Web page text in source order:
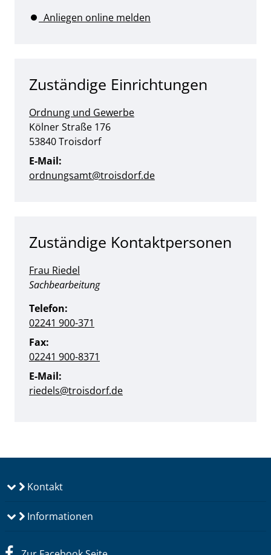
Anliegen online melden
Zuständige Einrichtungen
Ordnung und Gewerbe
Straße:
Kölner Straße Hausnummer:
176
PLZ:
53840Ort:
Troisdorf
E-Mail:
ordnungsamt@troisdorf.de
Zuständige Kontaktpersonen
Frau Riedel
Position:
Sachbearbeitung
Telefon:
02241 900-371
Fax:
02241 900-8371
E-Mail:
riedels@troisdorf.de
Kontakt
Informationen